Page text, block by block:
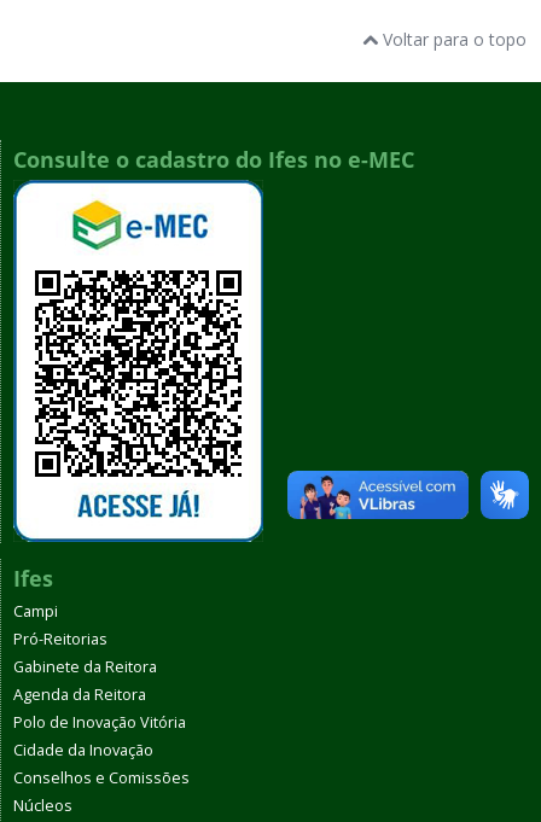
Voltar para o topo
Consulte o cadastro do Ifes no e-MEC
Ifes
Campi
Pró-Reitorias
Gabinete da Reitora
Agenda da Reitora
Polo de Inovação Vitória
Cidade da Inovação
Conselhos e Comissões
Núcleos